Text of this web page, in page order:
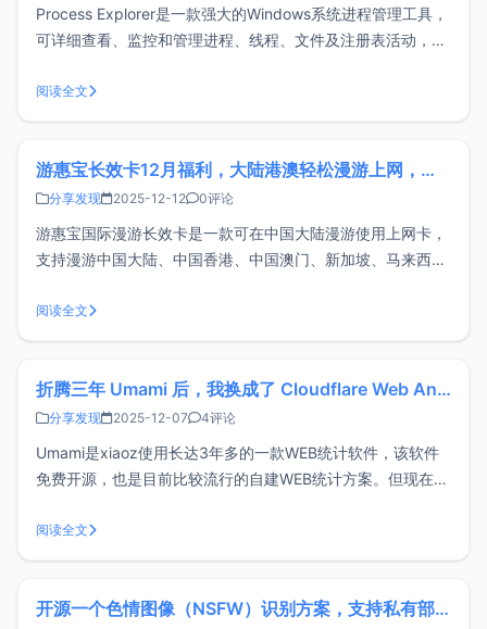
Process Explorer是一款强大的Windows系统进程管理工具，
可详细查看、监控和管理进程、线程、文件及注册表活动，是
Windows 弹窗来源。起因xiaoz桌面最近弹出下面广告，各位
知道是哪个软件干的吗？xiaoz自认为有丰富的Wind
阅读全文
游惠宝长效卡12月福利，大陆港澳轻松漫游上网，支持收短信
分享发现 2025-12-12 0评论
游惠宝国际漫游长效卡是一款可在中国大陆漫游使用上网卡，
支持漫游中国大陆、中国香港、中国澳门、新加坡、马来西亚
话号码，号码可用于接收短信和注册海外服务。适用场景游惠
宝长效卡适用于以下任意一种场景：经常在中国大陆、港、
阅读全文
折腾三年 Umami 后，我换成了 Cloudflare Web Analytics
分享发现 2025-12-07 4评论
Umami是xiaoz使用长达3年多的一款WEB统计软件，该软件
免费开源，也是目前比较流行的自建WEB统计方案。但现在
抱，具体见下文所述。为什么不再自建Umami？在使用
Umami 三年多的时间以来，博主经历过2次
阅读全文
开源一个色情图像（NSFW）识别方案，支持私有部署和HTTP调用